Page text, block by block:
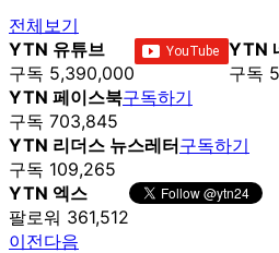
전체보기
YTN 유튜브
구독 5,390,000
YTN
구독
YTN 페이스북
구독 703,845
구독하기
YTN 리더스 뉴스레터
구독 109,265
구독하기
YTN 엑스
팔로워 361,512
이전다음